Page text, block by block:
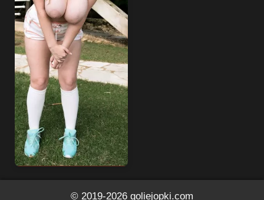
© 2019-2026 goliejopki.com